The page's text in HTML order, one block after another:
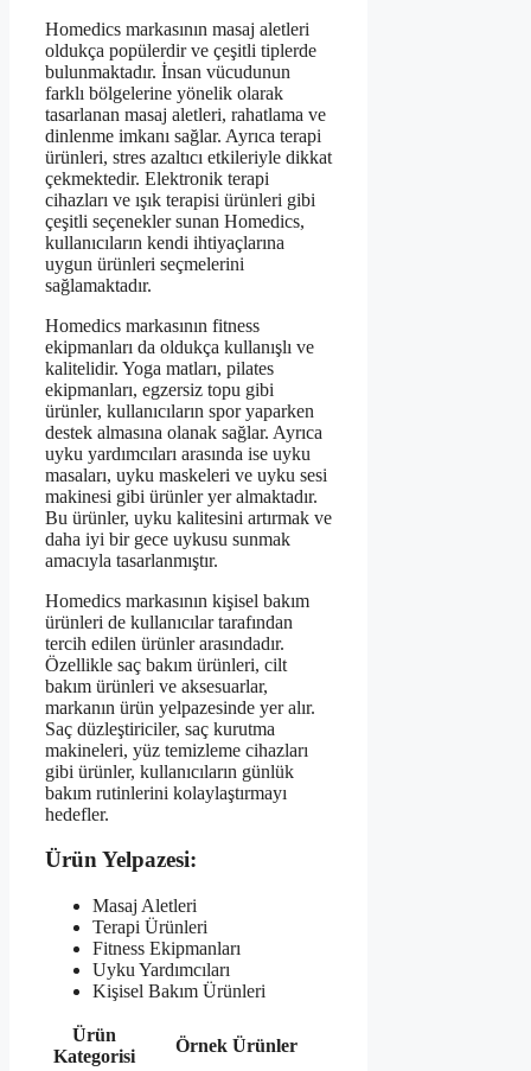
Homedics markasının masaj aletleri
oldukça popülerdir ve çeşitli tiplerde
bulunmaktadır. İnsan vücudunun
farklı bölgelerine yönelik olarak
tasarlanan masaj aletleri, rahatlama ve
dinlenme imkanı sağlar. Ayrıca terapi
ürünleri, stres azaltıcı etkileriyle dikkat
çekmektedir. Elektronik terapi
cihazları ve ışık terapisi ürünleri gibi
çeşitli seçenekler sunan Homedics,
kullanıcıların kendi ihtiyaçlarına
uygun ürünleri seçmelerini
sağlamaktadır.
Homedics markasının fitness
ekipmanları da oldukça kullanışlı ve
kalitelidir. Yoga matları, pilates
ekipmanları, egzersiz topu gibi
ürünler, kullanıcıların spor yaparken
destek almasına olanak sağlar. Ayrıca
uyku yardımcıları arasında ise uyku
masaları, uyku maskeleri ve uyku sesi
makinesi gibi ürünler yer almaktadır.
Bu ürünler, uyku kalitesini artırmak ve
daha iyi bir gece uykusu sunmak
amacıyla tasarlanmıştır.
Homedics markasının kişisel bakım
ürünleri de kullanıcılar tarafından
tercih edilen ürünler arasındadır.
Özellikle saç bakım ürünleri, cilt
bakım ürünleri ve aksesuarlar,
markanın ürün yelpazesinde yer alır.
Saç düzleştiriciler, saç kurutma
makineleri, yüz temizleme cihazları
gibi ürünler, kullanıcıların günlük
bakım rutinlerini kolaylaştırmayı
hedefler.
Ürün Yelpazesi:
Masaj Aletleri
Terapi Ürünleri
Fitness Ekipmanları
Uyku Yardımcıları
Kişisel Bakım Ürünleri
Ürün
Kategorisi
Örnek Ürünler